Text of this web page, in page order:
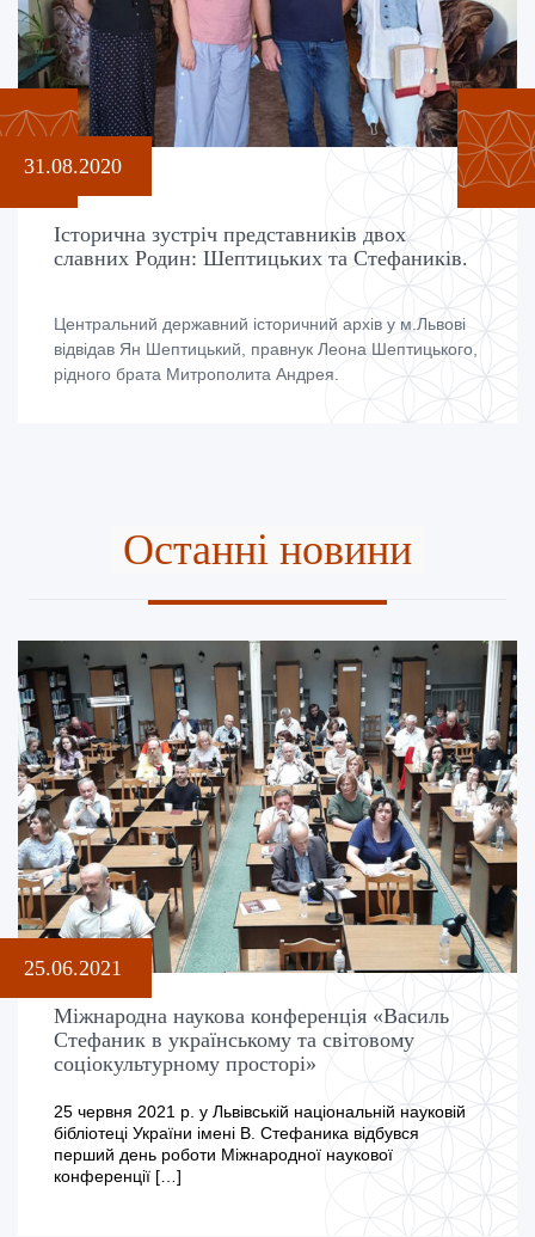
Історична зустріч представників двох
славних Родин: Шептицьких та Стефаників.
31.08.2020
Центральний державний історичний архів у м.Львові
відвідав Ян Шептицький, правнук Леона Шептицького,
рідного брата Митрополита Андрея.
Останні новини
25.06.2021
Міжнародна наукова конференція «Василь
Стефаник в українському та світовому
соціокультурному просторі»
25 червня 2021 р. у Львівській національній науковій
бібліотеці України імені В. Стефаника відбувся
перший день роботи Міжнародної наукової
конференції […]